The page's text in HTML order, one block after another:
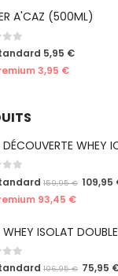
A'CAZ (500ML)
of 5 5,95 €
3,95 €
of 5
159,95€ 109,95
93,45 €
of 5
106,95€ 75,95